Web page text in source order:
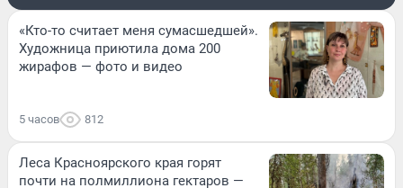
«Кто-то считает меня сумасшедшей».
Художница приютила дома 200
жирафов — фото и видео
5 часов 812
Леса Красноярского края горят
почти на полмиллиона гектаров —